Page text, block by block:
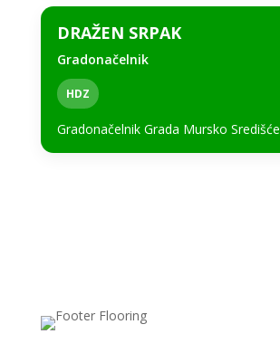
DRAŽEN SRPAK
Gradonačelnik
HDZ
Gradonačelnik Grada Mursko Središće